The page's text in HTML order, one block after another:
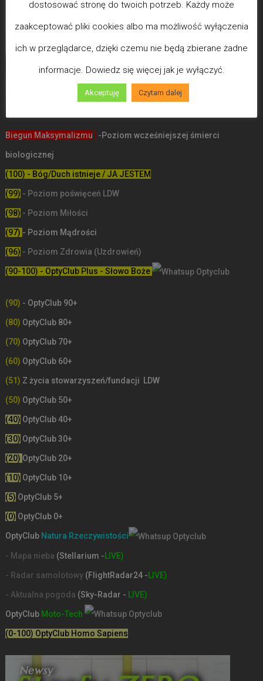
Biegun Maksymalizmu -Poziom wcześniejszej śmierci
biologicznej
(100) - Bóg/Duch istnieje / JA JESTEM
(99) - Poziom poświęceń LDW
(98) - Poziom Miłości
(97) - Poziom Mądrości
(96) - Poziom Zdrowia (Uzdrowień)
(90-100) - OptyClub Plus - Słowo Boże
(90) - OptyClub 90+
(80) OptyClub 80+
(70) OptyClub 70+
(60) OptyClub 60+
(51) Z życia stowarzyszeń/fundacji LDW
(50) OptyClub 50+
(40) OptyClub 40+
(30) OptyClub 30+
(20) OptyClub 20+
(10) OptyClub 10+
(5) OptyClub 5+
(0) OptyClub 0+
OptyClub Natura Rzeczywistości
- Mapa nieba (Stellarium -LIVE)
- Radar samolotowy (FlightRadar24 -LIVE)
- Aktualna pogoda (Sky-Radar - LIVE)
OptyClub Moto-Tech
(0-100) OptyClub Homo Sapiens
dostosować stronę do twoich potrzeb. Każdy może
zaakceptować pliki cookies albo ma możliwość wyłączenia
ich w przeglądarce, dzięki czemu nie będą zbierane żadne
informacje. Dowiedz się więcej jak je wyłączyć.
Akceptuję Czytam dalej